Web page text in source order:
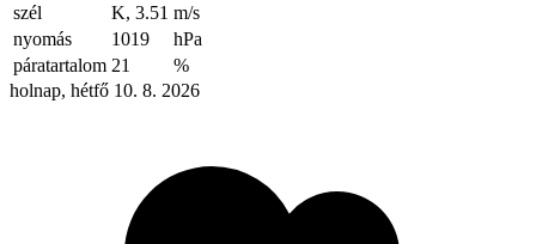
szél
K, 3.51 m/s
nyomás
1019
hPa
páratartalom 21
%
holnap, hétfő 10. 8. 2026